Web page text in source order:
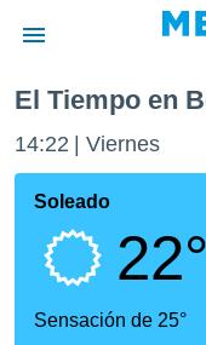
de
por
que se
calidad.
a este
las
El Tiempo en
14:22 Viernes
Soleado
22°
Sensación de 25°